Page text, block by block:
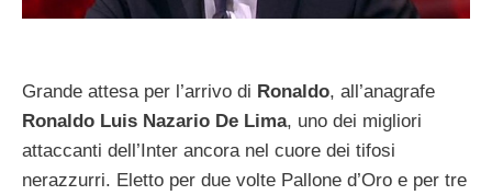
Grande attesa per l’arrivo di Ronaldo, all’anagrafe
Ronaldo Luis Nazario De Lima, uno dei migliori
attaccanti dell’Inter ancora nel cuore dei tifosi
nerazzurri. Eletto per due volte Pallone d’Oro e per tre